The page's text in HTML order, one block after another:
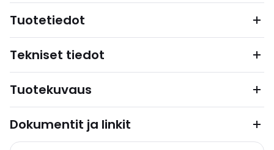
Tuotetiedot
Tekniset tiedot
Tuotekuvaus
Dokumentit ja linkit